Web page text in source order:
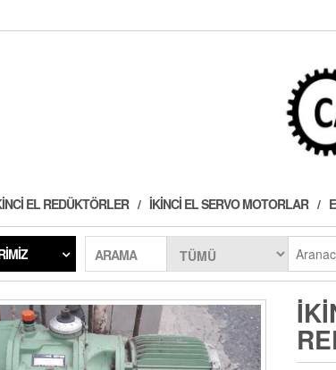
EL REDÜKTÖRLER İKINCI EL SERVO MOTORLAR
ARAMA